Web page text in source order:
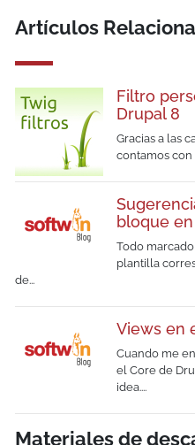
Artículos
Filtro
Drupal 8
Gracias a las
contamos con
bloque
Todo
plantilla
de...
Views en
Cuando me
el Core de
idea....
Materiales de